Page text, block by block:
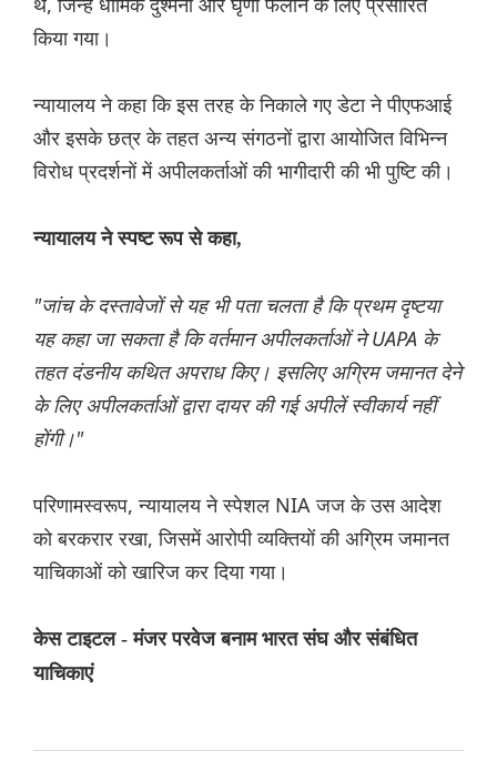
किया गया।
न्यायालय ने कहा कि इस तरह के निकाले गए डेटा ने पीएफआई
और इसके छत्र के तहत अन्य संगठनों द्वारा आयोजित विभिन्न
विरोध प्रदर्शनों में अपीलकर्ताओं की भागीदारी की भी पुष्टि की।
न्यायालय ने स्पष्ट रूप से कहा,
"जांच के दस्तावेजों से यह भी पता चलता है कि प्रथम दृष्टया
यह कहा जा सकता है कि वर्तमान अपीलकर्ताओं ने UAPA के
तहत दंडनीय कथित अपराध किए। इसलिए अग्रिम जमानत देने
के लिए अपीलकर्ताओं द्वारा दायर की गई अपीलें स्वीकार्य नहीं
होंगी।"
परिणामस्वरूप, न्यायालय ने स्पेशल NIA जज के उस आदेश
को बरकरार रखा, जिसमें आरोपी व्यक्तियों की अग्रिम जमानत
याचिकाओं को खारिज कर दिया गया।
केस टाइटल - मंजर परवेज बनाम भारत संघ और संबंधित
याचिकाएं